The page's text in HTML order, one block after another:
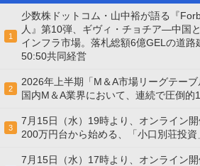
1
少数株ドットコム・山中裕が語る『
人』第10弾、ギヴィ・チョチア―中国
インフラ市場。落札総額6億GELの道路
50:50共同経営
2
2026年上半期「M＆A市場リーグテーブ
国内M＆A業界において、連続で圧倒的
3
7月15日（水）19時より、オンライン開
200万円台から始める、「小口別荘投資
7月15日（水）17時より、オンライン